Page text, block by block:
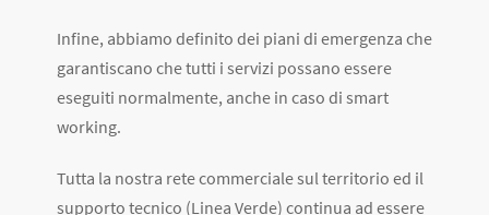
Infine, abbiamo definito dei piani di emergenza che
garantiscano che tutti i servizi possano essere
eseguiti normalmente, anche in caso di smart
working.
Tutta la nostra rete commerciale sul territorio ed il
supporto tecnico (Linea Verde) continua ad essere